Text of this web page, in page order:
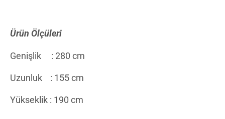
Ürün Ölçüleri
Genişlik : 280 cm
Uzunluk : 155 cm
Yükseklik : 190 cm